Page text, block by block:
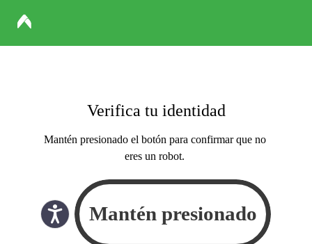
Verifica tu identidad
Mantén presionado el botón para confirmar que no
eres un robot.